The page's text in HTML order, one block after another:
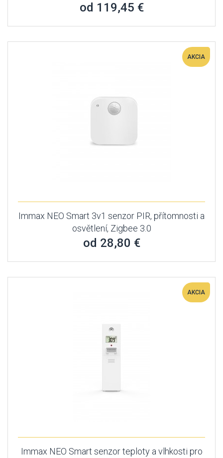
od 119,45 €
AKCIA
Immax NEO Smart 3v1 senzor PIR, přítomnosti a
osvětlení, Zigbee 3.0
od 28,80 €
AKCIA
Immax NEO Smart senzor teploty a vlhkosti pro